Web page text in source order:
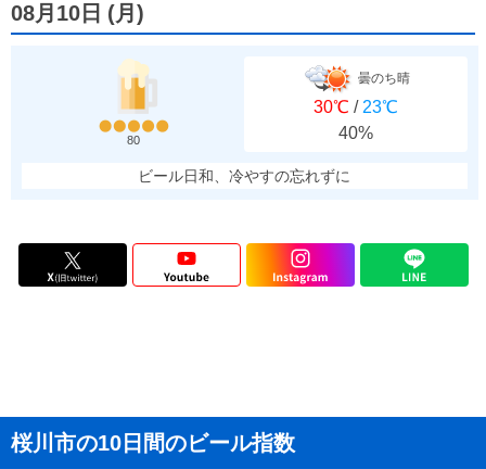
08月10日 (月 )
80
曇のち晴
30℃ / 23℃
40%
ビール日和、冷やすの忘れずに
桜川市の10日間のビール指数